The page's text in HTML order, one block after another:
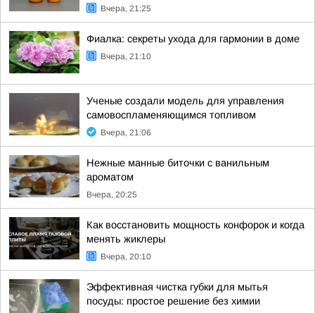
Вчера, 21:25
Фиалка: секреты ухода для гармонии в доме
Вчера, 21:10
Ученые создали модель для управления
самовоспламеняющимся топливом
Вчера, 21:06
Нежные манные биточки с ванильным
ароматом
Вчера, 20:25
Как восстановить мощность конфорок и когда
менять жиклеры
Вчера, 20:10
Эффективная чистка губки для мытья
посуды: простое решение без химии